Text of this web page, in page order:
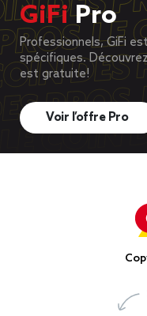
GiFiPro
Professionnels, GiFi
spécifiques.
est gratuite!
Voir l’offre Pro